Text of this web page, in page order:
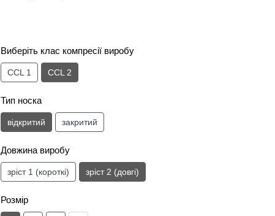
Виберіть клас компресії виробу
CCL 1 CCL 2
Тип носка
відкритий закритий
Довжина виробу
зріст 1 (короткі) зріст 2 (довгі)
Розмір